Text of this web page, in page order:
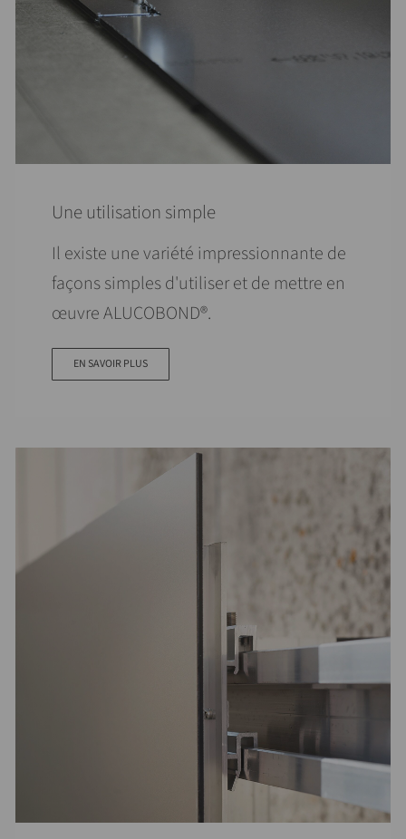
Une utilisation simple
Il existe une variété impressionnante de
façons simples d'utiliser et de mettre en
œuvre ALUCOBOND®.
EN SAVOIR PLUS